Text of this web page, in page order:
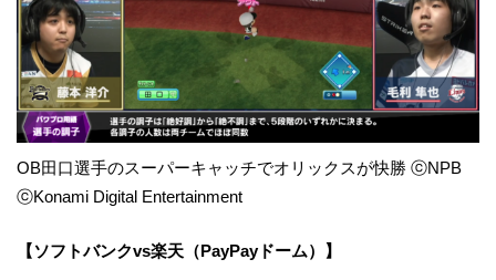
OB田口選手のスーパーキャッチでオリックスが快勝 ⓒNPB
ⓒKonami Digital Entertainment
【ソフトバンクvs楽天（PayPayドーム）】